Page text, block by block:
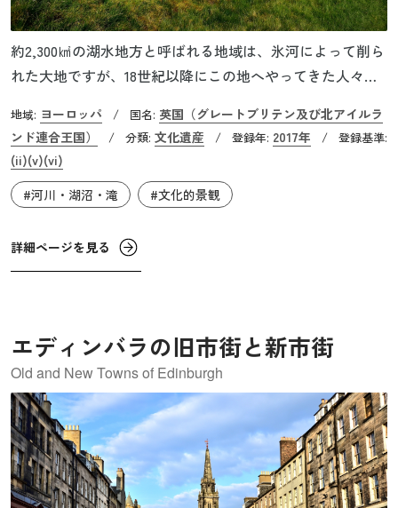
約2,300㎢の湖水地方と呼ばれる地域は、氷河によって削ら
れた大地ですが、18世紀以降にこの地へやってきた人々に
邸宅、庭園、公園が意図的に造られ、美しい大地へと変え
られてきました。そしてこれらの景観はイギリス人にとっ
て行楽の場になり、ロマン主義運動によって高く評価さ
れ、絵画、デッサン、そして詩や言葉を通して称えられて
った場所としても有名になりました。
地域: ヨーロッパ / 国名: 英国（グレートブリテン及び北アイルラ
ンド連合王国）
/ 分類: 文化遺産 / 登録年: 2017年 / 登録基準:
(ii)(v)(vi)
#河川・湖沼・滝
#文化的景観
詳細ページを見る
エディンバラの旧市街と新市街
Old and New Towns of Edinburgh